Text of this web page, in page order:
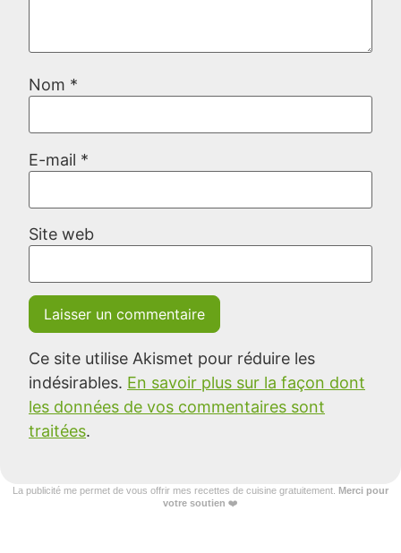
Nom *
E-mail *
Site web
Ce site utilise Akismet pour réduire les
indésirables. En savoir plus sur la façon dont
les données de vos commentaires sont
traitées.
La publicité me permet de vous offrir mes recettes de cuisine gratuitement. Merci pour
votre soutien ❤️